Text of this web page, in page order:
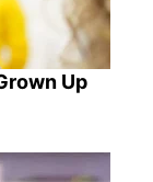
Up